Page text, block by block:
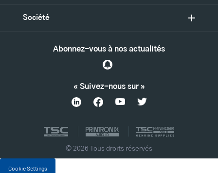
Société
« Suivez-nous sur »
Abonnez-vous à nos actualités
© 2026 Tous droits réservés
Cookie Settings